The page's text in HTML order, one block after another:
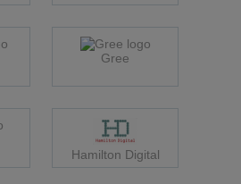
Gree
Hamilton Digital